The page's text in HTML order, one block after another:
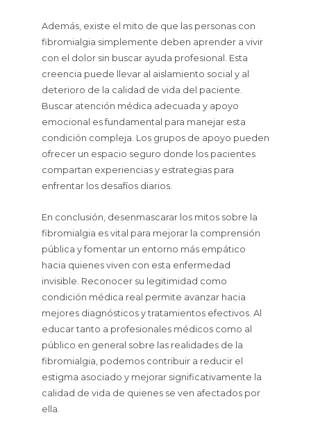
Además, existe el mito de que las personas con
fibromialgia simplemente deben aprender a vivir
con el dolor sin buscar ayuda profesional. Esta
creencia puede llevar al aislamiento social y al
deterioro de la calidad de vida del paciente.
Buscar atención médica adecuada y apoyo
emocional es fundamental para manejar esta
condición compleja. Los grupos de apoyo pueden
ofrecer un espacio seguro donde los pacientes
compartan experiencias y estrategias para
enfrentar los desafíos diarios.
En conclusión, desenmascarar los mitos sobre la
fibromialgia es vital para mejorar la comprensión
pública y fomentar un entorno más empático
hacia quienes viven con esta enfermedad
invisible. Reconocer su legitimidad como
condición médica real permite avanzar hacia
mejores diagnósticos y tratamientos efectivos. Al
educar tanto a profesionales médicos como al
público en general sobre las realidades de la
fibromialgia, podemos contribuir a reducir el
estigma asociado y mejorar significativamente la
calidad de vida de quienes se ven afectados por
ella.